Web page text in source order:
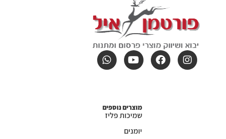
מוצרים נוספים
שמיכות פליז
יומנים